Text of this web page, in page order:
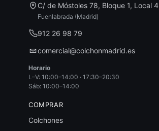
C/ de Móstoles 78, Bloque 1, Local 4
Fuenlabrada (Madrid)
912 26 98 79
comercial@colchonmadrid.es
Horario
L–V: 10:00–14:00 · 17:30–20:30
Sáb: 10:00–14:00
COMPRAR
Colchones